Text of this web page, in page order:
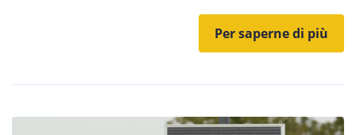
Per saperne di più